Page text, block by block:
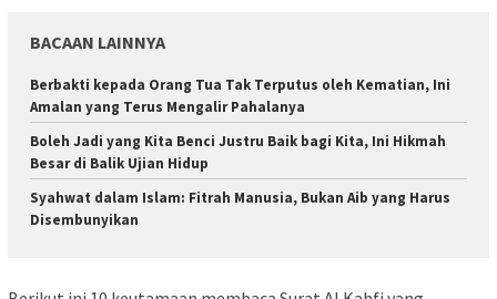
BACAAN LAINNYA
Berbakti kepada Orang Tua Tak Terputus oleh Kematian, Ini
Amalan yang Terus Mengalir Pahalanya
Boleh Jadi yang Kita Benci Justru Baik bagi Kita, Ini Hikmah
Besar di Balik Ujian Hidup
Syahwat dalam Islam: Fitrah Manusia, Bukan Aib yang Harus
Disembunyikan